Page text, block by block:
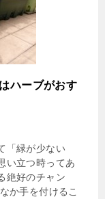
ハーブがおす
「緑が少ない
い立つ時ってあ
絶好のチャン
か手を付けるこ